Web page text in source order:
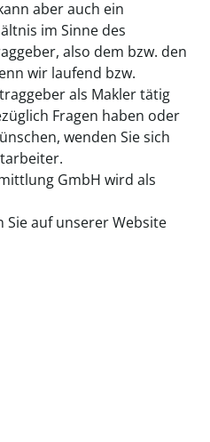
aber auch ein
im Sinne des
also dem bzw. den
wir laufend bzw.
als Makler tätig
Fragen haben oder
wenden Sie sich
GmbH wird als
auf unserer Website